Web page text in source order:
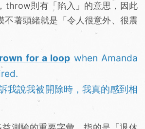
throw則有「陷入」的意思，因此
不著頭緒就是「令人很意外、很震
for a loop when Amanda
我說我被開除時，我真的感到相